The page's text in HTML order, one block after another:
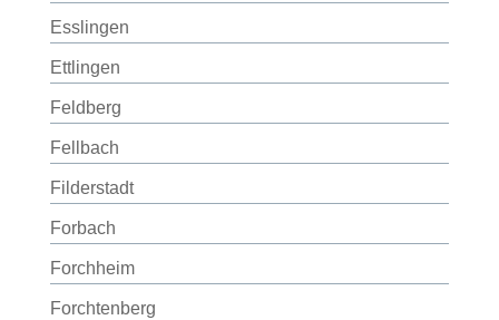
Esslingen
Ettlingen
Feldberg
Fellbach
Filderstadt
Forbach
Forchheim
Forchtenberg